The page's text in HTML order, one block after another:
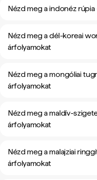
Nézd meg a indonéz
Nézd meg a dél-koreai
árfolyamokat
Nézd meg a mongóliai
árfolyamokat
Nézd meg a maldív-
árfolyamokat
Nézd meg a malajziai
árfolyamokat